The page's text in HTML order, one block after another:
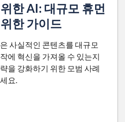
한 AI: 대규모 휴먼
한 가이드
사실적인 콘텐츠를 대규모
에 혁신을 가져올 수 있는지
을 강화하기 위한 모범 사례
요.